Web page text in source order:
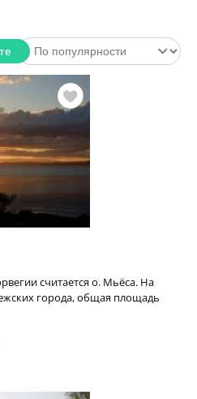
считается о. Мьёса. На
города, общая площадь